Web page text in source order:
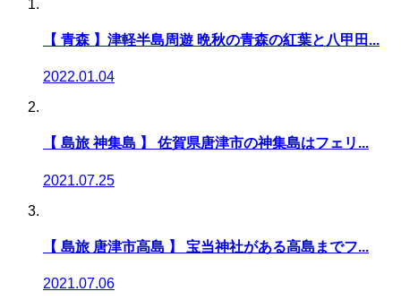
【 青森 】津軽半島周遊 晩秋の青森の紅葉と八甲田...
2022.01.04
【 島旅 神集島 】 佐賀県唐津市の神集島はフェリ...
2021.07.25
【 島旅 唐津市高島 】 宝当神社がある高島までフ...
2021.07.06